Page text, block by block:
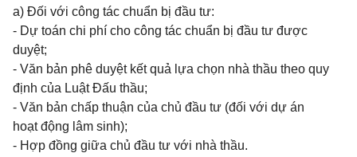
a) Đối với công tác chuẩn bị đầu tư:
- Dự toán chi phí cho công tác chuẩn bị đầu tư được
duyệt;
- Văn bản phê duyệt kết quả lựa chọn nhà thầu theo quy
định của Luật Đấu thầu;
- Văn bản chấp thuận của chủ đầu tư (đối với dự án
hoạt động lâm sinh);
- Hợp đồng giữa chủ đầu tư với nhà thầu.